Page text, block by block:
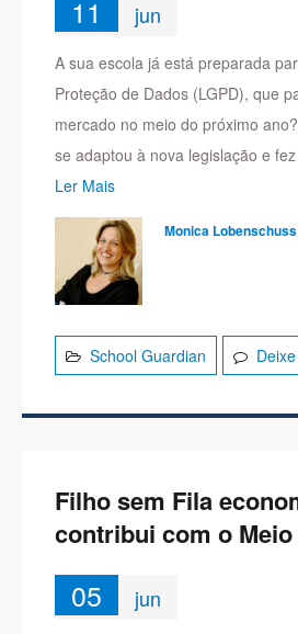
11 jun
A sua escola já está preparada
Proteção de Dados (LGPD), que
mercado no meio do próximo
se adaptou à nova legislação e
Ler Mais
Monica Lobenschuss
School Guardian
Filho sem Fila
contribui com o
05 jun